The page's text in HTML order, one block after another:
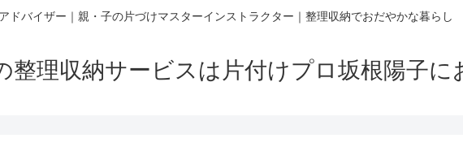
ドバイザー｜親・子の片づけマスターインストラクター｜整理収納でおだやかな暮らし
整理収納サービスは片付けプロ坂根陽子に